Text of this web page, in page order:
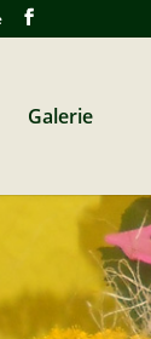
Galerie